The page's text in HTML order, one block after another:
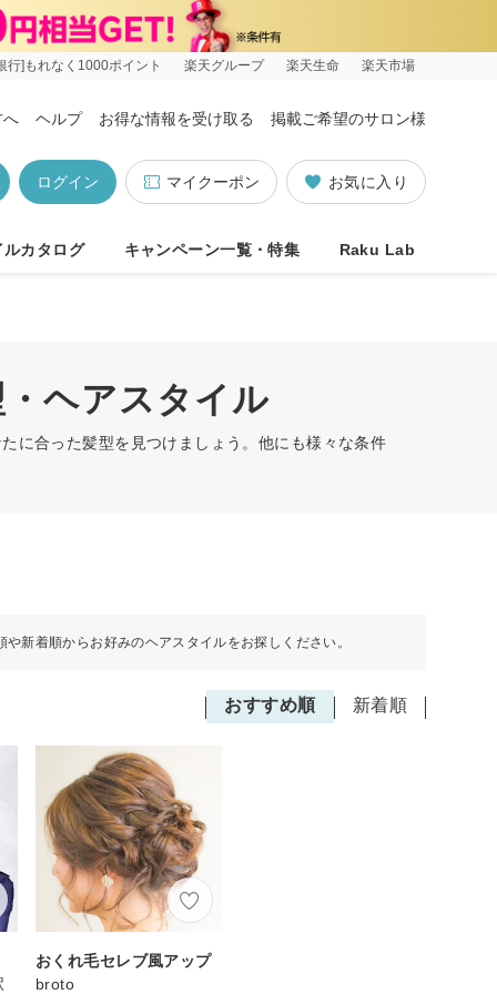
行]もれなく1000ポイント 楽天グループ 楽天生命 楽天市場
へ ヘルプ お得な情報を受け取る 掲載ご希望のサロン様
お気に入り
マイクーポン
ログイン
ルカタログ キャンペーン一覧・特集 Raku Lab
ヘアスタイル
に合った髪型を見つけましょう。他にも様々な条件
や新着順からお好みのヘアスタイルをお探しください。
おすすめ順 新着順
おくれ毛セレブ風アップ
broto